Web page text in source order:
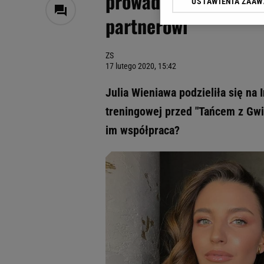
partnerowi
ZS
17 lutego 2020, 15:42
Julia Wieniawa podzieliła się na
treningowej przed "Tańcem z
im współpraca?
Klikając „Akceptuję”
dotyczące plików
Użycie dokładnych
Przechowywanie